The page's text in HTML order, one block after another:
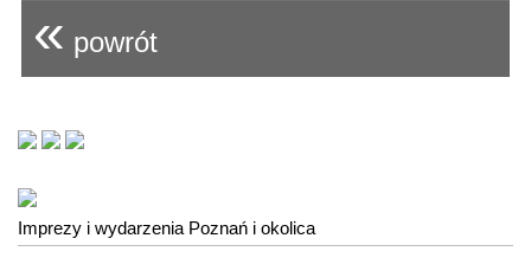
« powrót
Imprezy i wydarzenia Poznań i okolica